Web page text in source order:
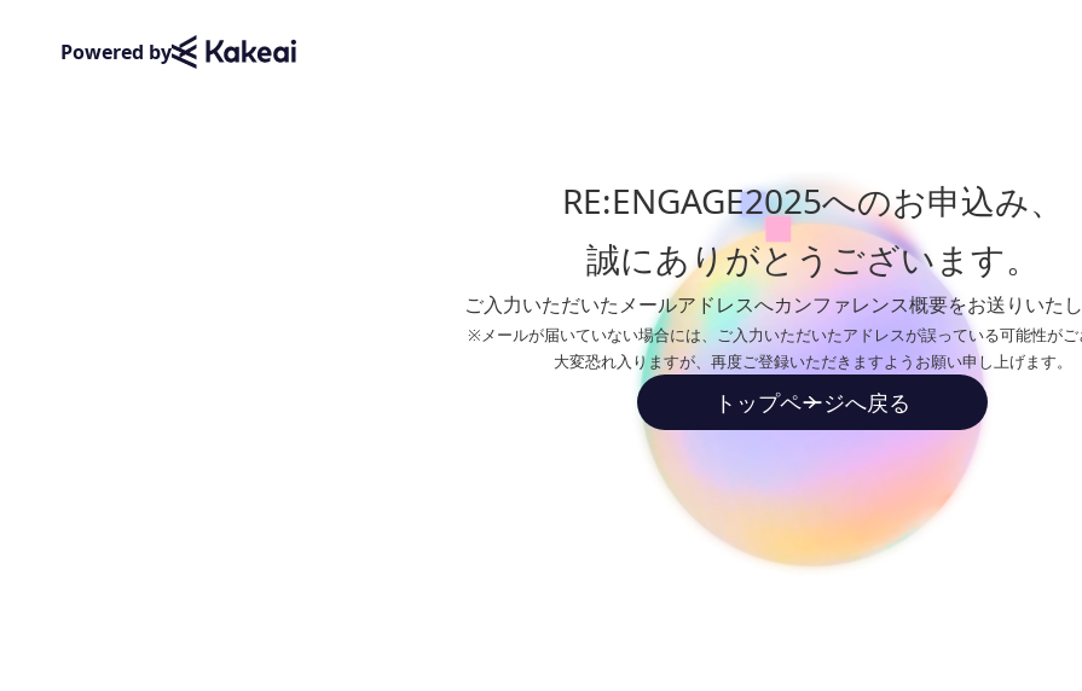
Powered by
RE:ENGAGE2025へのお申込み、
誠にありがとうございます。
ご入力いただいたメールアドレスへカンファレンス概要をお送りいたし
※メールが届いていない場合には、ご入力いただいたアドレスが誤っている可能性がご
大変恐れ入りますが、再度ご登録いただきますようお願い申し上げます。
トップページへ戻る